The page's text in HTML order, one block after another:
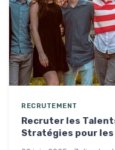
RECRUTEMENT
Recruter les
Stratégies pour